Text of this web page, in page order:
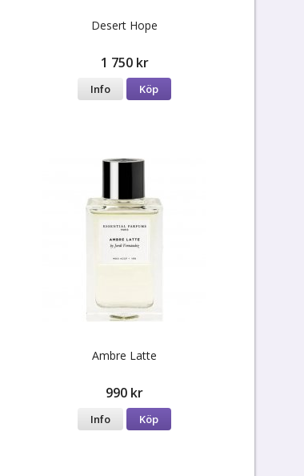
Desert Hope
1 750 kr
Info Köp
Ambre Latte
990 kr
Info Köp